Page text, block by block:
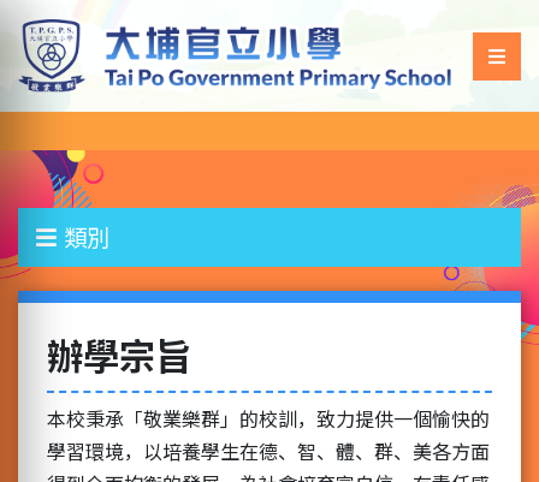
類別
辦學宗旨
本校秉承「敬業樂群」的校訓，致力提供一個愉快的
學習環境，以培養學生在德、智、體、群、美各方面